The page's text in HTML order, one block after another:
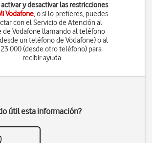
y desactivar las restricciones
Vodafone, o si lo prefieres, puedes
con el Servicio de Atención al
de Vodafone llamando al teléfono
un teléfono de Vodafone) o al
000 (desde otro teléfono) para
recibir ayuda.
útil esta información?